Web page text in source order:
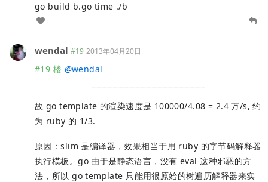
go build b.go time ./b
wendal #19 2013年04月20日
#19 楼 @wendal
故 go template 的渲染速度是 100000/4.08 = 2.4 万/s, 约
为 ruby 的 1/3.
原因：slim 是编译器，效果相当于用 ruby 的字节码解释器
执行模板。go 由于是静态语言，没有 eval 这种邪恶的方
法，所以 go template 只能用很原始的树遍历解释器来实